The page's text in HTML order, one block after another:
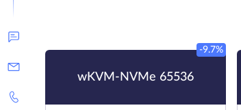
wKVM-NVMe 65536
-9.7%